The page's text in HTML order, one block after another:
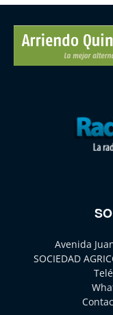
Avenida
SOCIEDAD